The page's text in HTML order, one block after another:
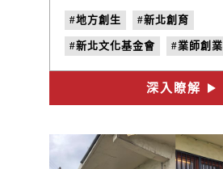
#地方創生
#新北創育
#新北文化基金會 #業師創
#青年創業 #主視覺設計
#經濟部中小企業處
深入瞭解